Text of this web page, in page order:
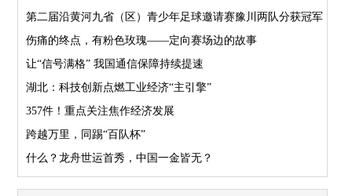
第二届沿黄河九省（区）青少年足球邀请赛豫川两队分获冠军
伤痛的终点，有粉色玫瑰——定向赛场边的故事
让“信号满格” 我国通信保障持续提速
湖北：科技创新点燃工业经济“主引擎”
357件！重点关注焦作经济发展
跨越万里，同踢“百队杯”
什么？龙舟世运首秀，中国一金皆无？